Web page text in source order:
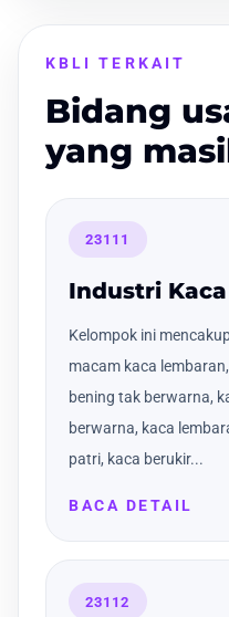
KBLI TERKAIT
Bidang
yang
23111
Industri
Kelompok ini
macam kaca
bening tak berwarna,
berwarna, kaca
patri, kaca berukir...
BACA DETAIL
23112